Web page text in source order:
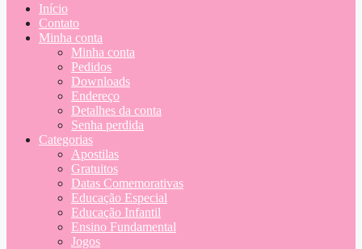
Início
Contato
Minha conta
Minha conta
Pedidos
Downloads
Endereço
Detalhes da conta
Senha perdida
Categorias
Apostilas
Gratuitos
Datas Comemorativas
Educação Especial
Educação Infantil
Ensino Fundamental
Jogos